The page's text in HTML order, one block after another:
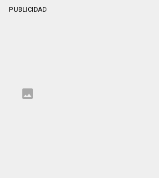
PUBLICIDAD